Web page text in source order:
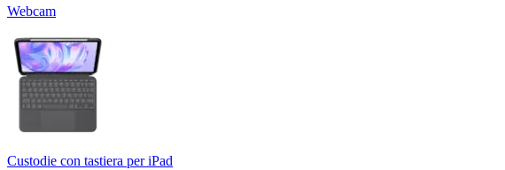
Webcam
Custodie con tastiera per iPad